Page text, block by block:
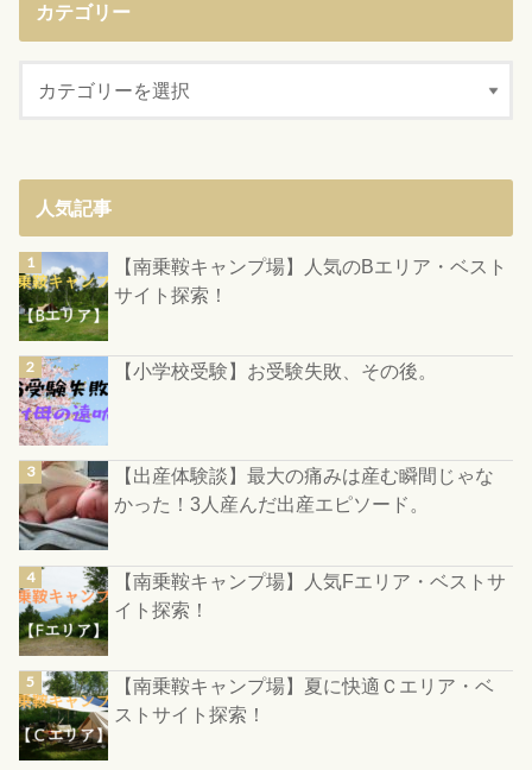
カテゴリー
人気記事
【南乗鞍キャンプ場】人気のBエリア・ベスト
サイト探索！
【小学校受験】お受験失敗、その後。
【出産体験談】最大の痛みは産む瞬間じゃな
かった！3人産んだ出産エピソード。
【南乗鞍キャンプ場】人気Fエリア・ベストサ
イト探索！
【南乗鞍キャンプ場】夏に快適Ｃエリア・ベ
ストサイト探索！